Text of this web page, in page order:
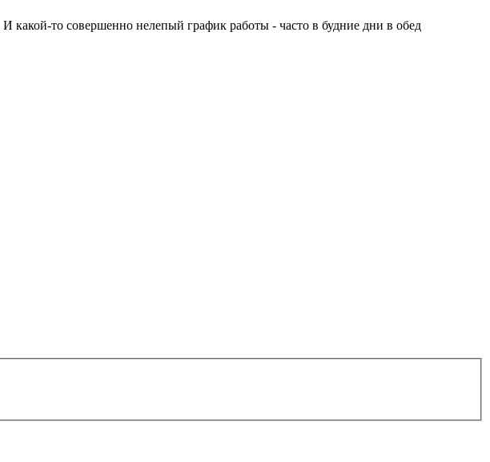
какой-то совершенно нелепый график работы - часто в будние дни в обед